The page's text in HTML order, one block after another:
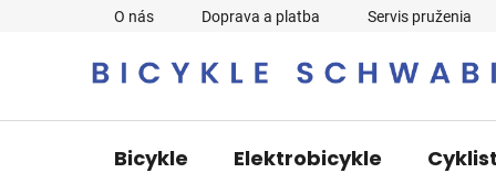
O nás Doprava a platba Servis pruženia
Bicykle Elektrobicykle